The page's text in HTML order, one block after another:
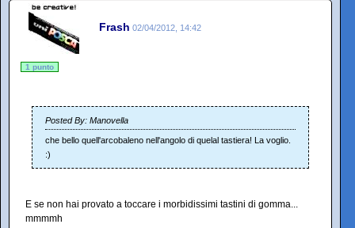
Frash 02/04/2012, 14:42
1 punto
Posted By: Manovella
che bello quell'arcobaleno nell'angolo di quelal tastiera! La voglio.
:)
E se non hai provato a toccare i morbidissimi tastini di gomma...
mmmmh